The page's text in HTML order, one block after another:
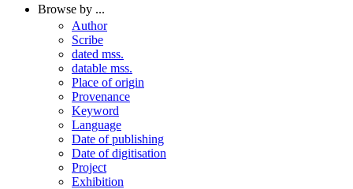
Browse by ...
Author
Scribe
dated mss.
datable mss.
Place of origin
Provenance
Keyword
Language
Date of publishing
Date of digitisation
Project
Exhibition